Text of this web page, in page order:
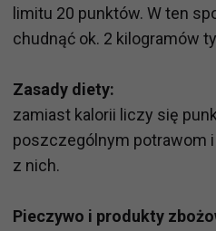
limitu 20 punktów. W ten
chudnąć ok. 2 kilogramów
Zasady diety:
zamiast kalorii liczy się
poszczególnym potrawom
z nich.
Pieczywo i produkty